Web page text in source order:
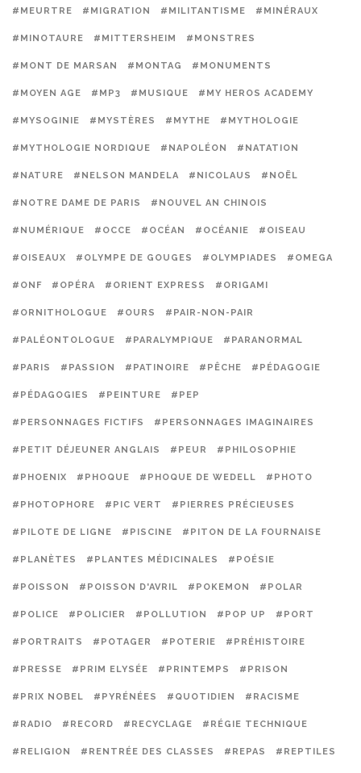
#MEURTRE #MIGRATION #MILITANTISME #MINÉRAUX
#MINOTAURE #MITTERSHEIM #MONSTRES
#MONT DE MARSAN #MONTAG #MONUMENTS
#MOYEN AGE #MP3 #MUSIQUE #MY HEROS ACADEMY
#MYSOGINIE #MYSTÈRES #MYTHE #MYTHOLOGIE
#MYTHOLOGIE NORDIQUE #NAPOLÉON #NATATION
#NATURE #NELSON MANDELA #NICOLAUS #NOËL
#NOTRE DAME DE PARIS #NOUVEL AN CHINOIS
#NUMÉRIQUE #OCCE #OCÉAN #OCÉANIE #OISEAU
#OISEAUX #OLYMPE DE GOUGES #OLYMPIADES #OMEGA
#ONF #OPÉRA #ORIENT EXPRESS #ORIGAMI
#ORNITHOLOGUE #OURS #PAIR-NON-PAIR
#PALÉONTOLOGUE #PARALYMPIQUE #PARANORMAL
#PARIS #PASSION #PATINOIRE #PÊCHE #PÉDAGOGIE
#PÉDAGOGIES #PEINTURE #PEP
#PERSONNAGES FICTIFS #PERSONNAGES IMAGINAIRES
#PETIT DÉJEUNER ANGLAIS #PEUR #PHILOSOPHIE
#PHOENIX #PHOQUE #PHOQUE DE WEDELL #PHOTO
#PHOTOPHORE #PIC VERT #PIERRES PRÉCIEUSES
#PILOTE DE LIGNE #PISCINE #PITON DE LA FOURNAISE
#PLANÈTES #PLANTES MÉDICINALES #POÉSIE
#POISSON #POISSON D'AVRIL #POKEMON #POLAR
#POLICE #POLICIER #POLLUTION #POP UP #PORT
#PORTRAITS #POTAGER #POTERIE #PRÉHISTOIRE
#PRESSE #PRIM ELYSÉE #PRINTEMPS #PRISON
#PRIX NOBEL #PYRÉNÉES #QUOTIDIEN #RACISME
#RADIO #RECORD #RECYCLAGE #RÉGIE TECHNIQUE
#RELIGION #RENTRÉE DES CLASSES #REPAS #REPTILES